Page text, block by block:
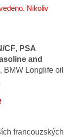
Nikoliv
CF, PSA
and
BMW Longlife oil
francouzských